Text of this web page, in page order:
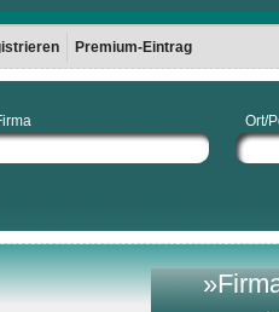
Premium-Eintrag
Ort/